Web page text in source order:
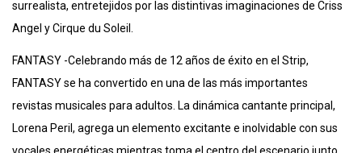
surrealista, entretejidos por las distintivas imaginaciones de Criss
Angel y Cirque du Soleil.
FANTASY -Celebrando más de 12 años de éxito en el Strip,
FANTASY se ha convertido en una de las más importantes
revistas musicales para adultos. La dinámica cantante principal,
Lorena Peril, agrega un elemento excitante e inolvidable con sus
vocales energéticas mientras toma el centro del escenario junto